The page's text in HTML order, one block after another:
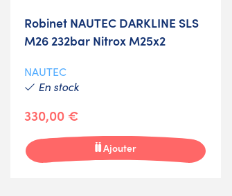
Robinet NAUTEC DARKLINE SLS
M26 232bar Nitrox M25x2
NAUTEC
En stock
330,00 €
Ajouter